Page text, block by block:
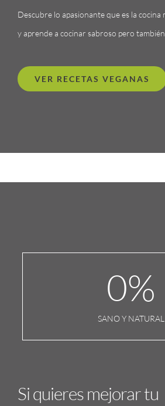
Descubre lo apasionante que es la cocina
y aprende a cocinar sabroso pero
VER RECETAS VEGANAS
0%
SANO Y NATURAL
Si quieres mejorar tu